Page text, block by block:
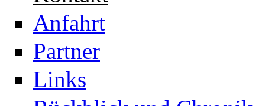
Anfahrt
Partner
Links